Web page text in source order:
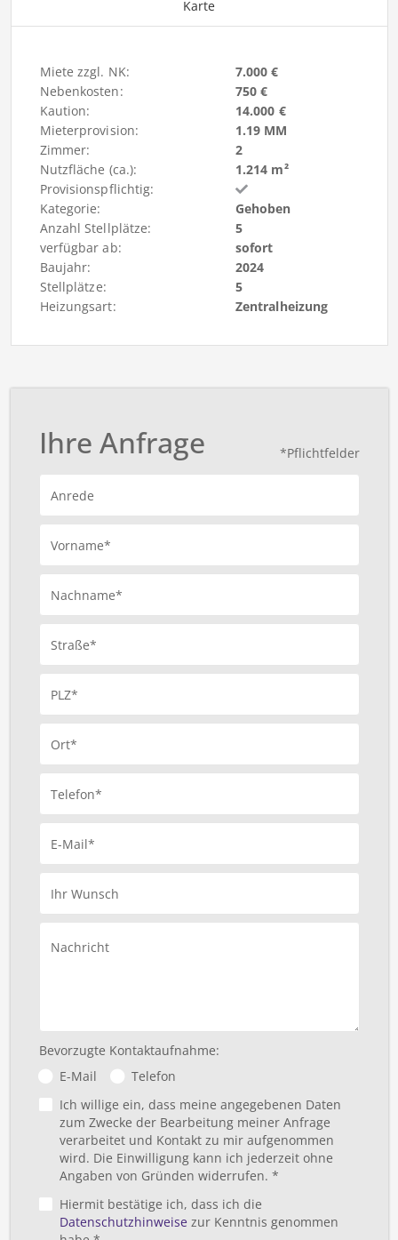
Karte
Miete zzgl. NK:
7.000 €
Nebenkosten:
750 €
Kaution:
14.000 €
Mieterprovision:
1.19 MM
Zimmer:
2
Nutzfläche (ca.):
1.214 m²
Provisionspflichtig:
Kategorie:
Gehoben
Anzahl Stellplätze:
5
verfügbar ab:
sofort
Baujahr:
2024
Stellplätze:
5
Heizungsart:
Zentralheizung
*Pflichtfelder
Ihre Anfrage
Anrede
Vorname*
Nachname*
Straße*
PLZ*
Ort*
Telefon*
E-Mail*
Ihr Wunsch
Nachricht
Bevorzugte Kontaktaufnahme:
E-Mail
Telefon
Ich willige ein, dass meine angegebenen Daten
zum Zwecke der Bearbeitung meiner Anfrage
verarbeitet und Kontakt zu mir aufgenommen
wird. Die Einwilligung kann ich jederzeit ohne
Angaben von Gründen widerrufen. *
Hiermit bestätige ich, dass ich die
Datenschutzhinweisezur Kenntnis genommen